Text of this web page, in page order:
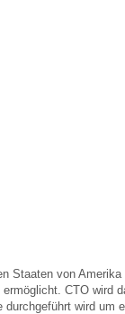
Staaten von
CTO wird
durchgeführt wird um